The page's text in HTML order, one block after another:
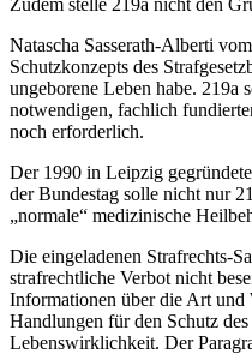
Natascha Sasserath-Alberti
Schutzkonzepts des
ungeborene Leben habe. 219a
notwendigen, fachlich
noch erforderlich.
Der 1990 in Leipzig
der Bundestag solle nicht nur
„normale“ medizinische
Die eingeladenen Strafrechts-
strafrechtliche Verbot nicht
Informationen über die Art und
Handlungen für den Schutz
Lebenswirklichkeit. Der